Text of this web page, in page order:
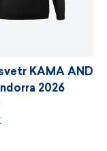
KAMA AND
2026